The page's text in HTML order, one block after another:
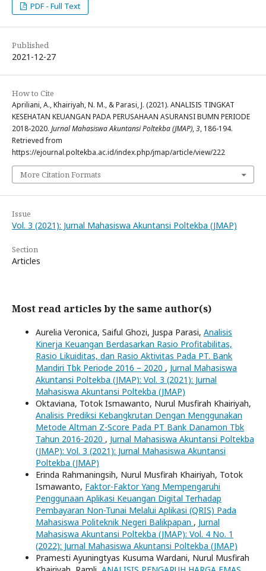
PDF - Full Text
Published
2021-12-27
How to Cite
Apriliani, A., Khairiyah, N. M., & Parasi, J. (2021). ANALISIS TINGKAT
KESEHATAN KEUANGAN PADA PERUSAHAAN ASURANSI BUMN PERIODE
2018-2020. Jurnal Mahasiswa Akuntansi Poltekba (JMAP),3, 186-194.
Retrieved from
https://ejournal.poltekba.ac.id/index.php/jmap/article/view/222
More Citation Formats
Issue
Vol. 3 (2021): Jurnal Mahasiswa Akuntansi Poltekba (JMAP)
Section
Articles
Most read articles by the same author(s)
Aurelia Veronica, Saiful Ghozi, Juspa Parasi, Analisis
Kinerja Keuangan Berdasarkan Rasio Profitabilitas,
Rasio Likuiditas, dan Rasio Aktivitas Pada PT. Bank
Mandiri Tbk Periode 2016 – 2020 , Jurnal Mahasiswa
Akuntansi Poltekba (JMAP): Vol. 3 (2021): Jurnal
Mahasiswa Akuntansi Poltekba (JMAP)
Oktaviana, Totok Ismawanto, Nurul Musfirah Khairiyah,
Analisis Prediksi Kebangkrutan Dengan Menggunakan
Metode Altman Z-Score Pada PT Bank Danamon Tbk
Tahun 2016-2020 , Jurnal Mahasiswa Akuntansi Poltekba
(JMAP): Vol. 3 (2021): Jurnal Mahasiswa Akuntansi
Poltekba (JMAP)
Erinda Rahmaningsih, Nurul Musfirah Khairiyah, Totok
Ismawanto, Faktor-Faktor Yang Mempengaruhi
Penggunaan Aplikasi Keuangan Digital Terhadap
Pembayaran Non-Tunai Melalui Aplikasi (QRIS) Pada
Mahasiswa Politeknik Negeri Balikpapan , Jurnal
Mahasiswa Akuntansi Poltekba (JMAP): Vol. 4 No. 1
(2022): Jurnal Mahasiswa Akuntansi Poltekba (JMAP)
Pramesti Ayuningtyas Kusuma Wardani, Nurul Musfirah